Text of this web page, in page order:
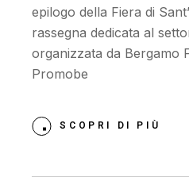
epilogo della Fiera di
rassegna dedicata al
organizzata da Bergamo
Promobe
SCOPRI DI PIÙ